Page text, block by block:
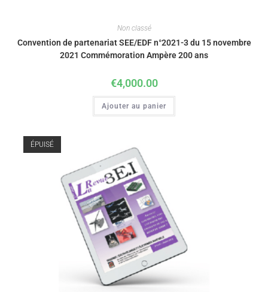
Non classé
Convention de partenariat SEE/EDF n°2021-3 du 15 novembre
2021 Commémoration Ampère 200 ans
€4,000.00
Ajouter au panier
ÉPUISÉ